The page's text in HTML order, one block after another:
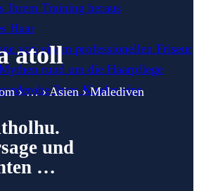
Ihrem Training heraus
Haar
von einem professionellen Friseur
rund um die Haarpflege
Ihres Kindes eine
atoll
› … › Asien › Malediven
und
…